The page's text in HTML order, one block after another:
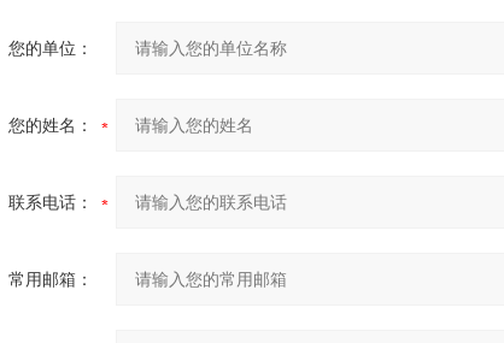
您的单位：
您的姓名：
联系电话：
常用邮箱：